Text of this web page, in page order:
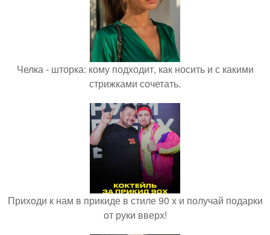
Челка - шторка: кому подходит, как носить и с какими
стрижками сочетать.
Приходи к нам в прикиде в стиле 90 х и получай подарки
от руки вверх!